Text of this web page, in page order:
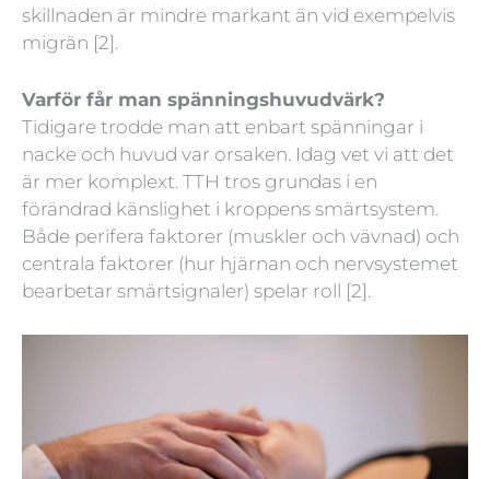
skillnaden är mindre markant än vid exempelvis
migrän [2].
Varför får man spänningshuvudvärk?
Tidigare trodde man att enbart spänningar i
nacke och huvud var orsaken. Idag vet vi att det
är mer komplext. TTH tros grundas i en
förändrad känslighet i kroppens smärtsystem.
Både perifera faktorer (muskler och vävnad) och
centrala faktorer (hur hjärnan och nervsystemet
bearbetar smärtsignaler) spelar roll [2].